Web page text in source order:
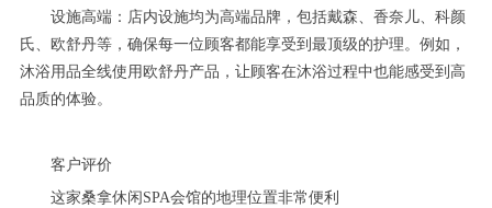
设施高端：店内设施均为高端品牌，包括戴森、香奈儿、科颜
氏、欧舒丹等，确保每一位顾客都能享受到最顶级的护理。例如，
沐浴用品全线使用欧舒丹产品，让顾客在沐浴过程中也能感受到高
品质的体验。
客户评价
这家桑拿休闲SPA会馆的地理位置非常便利